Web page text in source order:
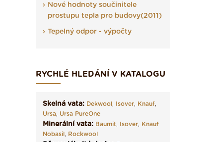
Nové hodnoty součinitele
prostupu tepla pro budovy(2011)
Tepelný odpor - výpočty
RYCHLÉ HLEDÁNÍ V KATALOGU
Skelná vata: Dekwool, Isover, Knauf,
Ursa, Ursa PureOne
Minerální vata: Baumit, Isover, Knauf
Nobasil, Rockwool